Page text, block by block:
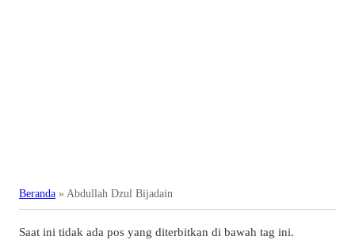
Beranda » Abdullah Dzul Bijadain
Saat ini tidak ada pos yang diterbitkan di bawah tag ini.